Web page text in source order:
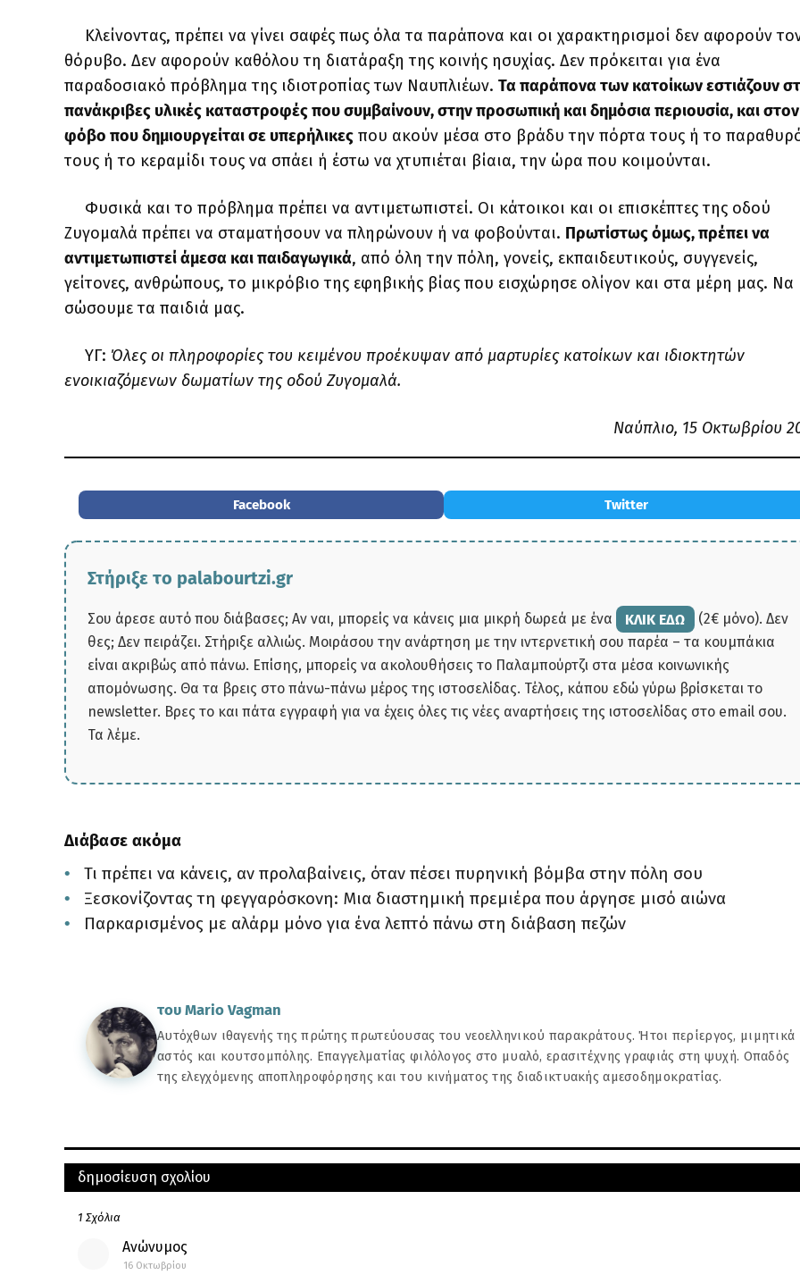
Κλείνοντας, πρέπει να γίνει σαφές πως όλα τα παράπονα και οι χαρακτηρισμοί δεν αφορούν
θόρυβο. Δεν αφορούν καθόλου τη διατάραξη της κοινής ησυχίας. Δεν πρόκειται για ένα
παραδοσιακό πρόβλημα της ιδιοτροπίας των Ναυπλιέων. Τα παράπονα των κατοίκων εστιάζουν
πανάκριβες υλικές καταστροφές που συμβαίνουν, στην προσωπική και δημόσια περιουσία, και στον
φόβο που δημιουργείται σε υπερήλικες που ακούν μέσα στο βράδυ την πόρτα τους ή το
τους ή το κεραμίδι τους να σπάει ή έστω να χτυπιέται βίαια, την ώρα που κοιμούνται.
Φυσικά και το πρόβλημα πρέπει να αντιμετωπιστεί. Οι κάτοικοι και οι επισκέπτες της οδού
Ζυγομαλά πρέπει να σταματήσουν να πληρώνουν ή να φοβούνται. Πρωτίστως όμως, πρέπει να
αντιμετωπιστεί άμεσα και παιδαγωγικά, από όλη την πόλη, γονείς, εκπαιδευτικούς, συγγενείς,
γείτονες, ανθρώπους, το μικρόβιο της εφηβικής βίας που εισχώρησε ολίγον και στα μέρη μας. Να
σώσουμε τα παιδιά μας.
ΥΓ: Όλες οι πληροφορίες του κειμένου προέκυψαν από μαρτυρίες κατοίκων και ιδιοκτητών
ενοικιαζόμενων δωματίων της οδού Ζυγομαλά.
Ναύπλιο, 15 Οκτωβρίου
Facebook Twitter
Στήριξε το palabourtzi.gr
Σου άρεσε αυτό που διάβασες; Αν ναι, μπορείς να κάνεις μια μικρή δωρεά με ένα ΚΛΙΚ ΕΔΩ
(2€ μόνο). Δεν
θες; Δεν πειράζει. Στήριξε αλλιώς. Μοιράσου την ανάρτηση με την ιντερνετική σου παρέα – τα κουμπάκια
είναι ακριβώς από πάνω. Επίσης, μπορείς να ακολουθήσεις το Παλαμπούρτζι στα μέσα κοινωνικής
απομόνωσης. Θα τα βρεις στο πάνω-πάνω μέρος της ιστοσελίδας. Τέλος, κάπου εδώ γύρω βρίσκεται το
newsletter. Βρες το και πάτα εγγραφή για να έχεις όλες τις νέες αναρτήσεις της ιστοσελίδας στο email σου.
Τα λέμε.
Διάβασε ακόμα
Τι πρέπει να κάνεις, αν προλαβαίνεις, όταν πέσει πυρηνική βόμβα στην πόλη σου
Ξεσκονίζοντας τη φεγγαρόσκονη: Μια διαστημική πρεμιέρα που άργησε μισό αιώνα
Παρκαρισμένος με αλάρμ μόνο για ένα λεπτό πάνω στη διάβαση πεζών
του Mario Vagman
Αυτόχθων ιθαγενής της πρώτης πρωτεύουσας του νεοελληνικού παρακράτους. Ήτοι περίεργος, μιμητικά
αστός και κουτσομπόλης. Επαγγελματίας φιλόλογος στο μυαλό, ερασιτέχνης γραφιάς στη ψυχή. Οπαδός
της ελεγχόμενης αποπληροφόρησης και του κινήματος της διαδικτυακής αμεσοδημοκρατίας.
Μεγάλη στεναχώρια στις Φυλακές Ναυπλίου: Τα ναρκωτικά
ΠΑΛΑΙΌΤΕΡΗ
Εμφάνιση δεκάδων επικίνδυνων λαγοκέφαλων στην Καραθώνα - Μπορώ να
κάνω μπάνιο χωρίς να πεθάνω;
του Mario Vagman
της αποπληροφόρησης και του κινήματος της διαδικτυακής αμεσοδημοκρατίας.
μπορεί να σας αρέσουν αυτές οι αναρτήσεις
δημοσίευση σχολίου
1 Σχόλια
Ανώνυμος
16 Οκτωβρίου